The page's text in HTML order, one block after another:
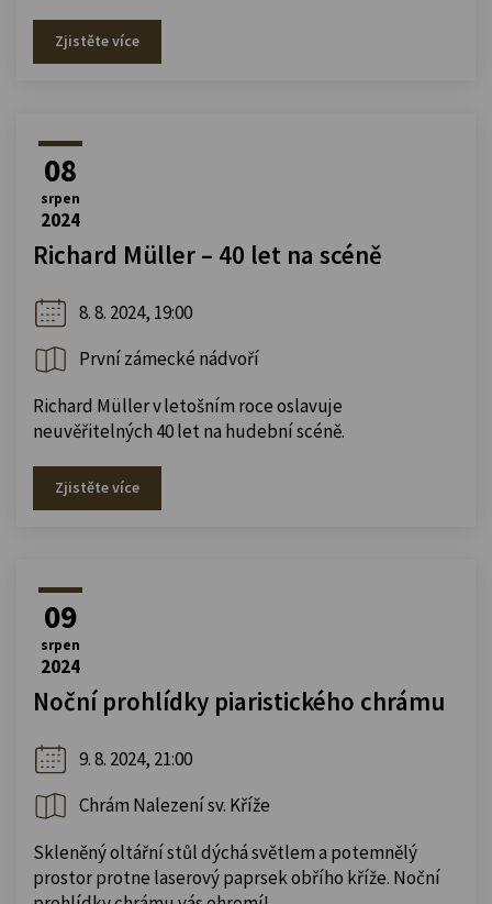
Zjistěte více
08
srpen
2024
Richard Müller – 40 let na scéně
8. 8. 2024, 19:00
První zámecké nádvoří
Richard Müller v letošním roce oslavuje
neuvěřitelných 40 let na hudební scéně.
Zjistěte více
09
srpen
2024
Noční prohlídky piaristického chrámu
9. 8. 2024, 21:00
Chrám Nalezení sv. Kříže
Skleněný oltářní stůl dýchá světlem a potemnělý
prostor protne laserový paprsek obřího kříže. Noční